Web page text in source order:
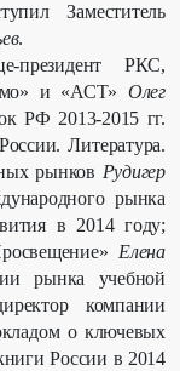
Заместитель
.
президент РКС,
и «АСТ» Олег
РФ 2013-2015 гг.
Литература.
рынков Рудигер
рынка
в 2014 году;
Елена
рынка учебной
компании
о ключевых
России в 2014